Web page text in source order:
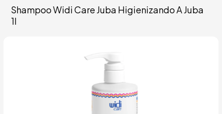
Shampoo Widi Care Juba Higienizando A Juba
1l